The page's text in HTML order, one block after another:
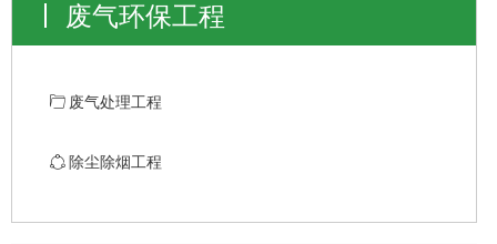
ꄁ 废气处理工程
ꁢ 除尘除烟工程
废气环保工程